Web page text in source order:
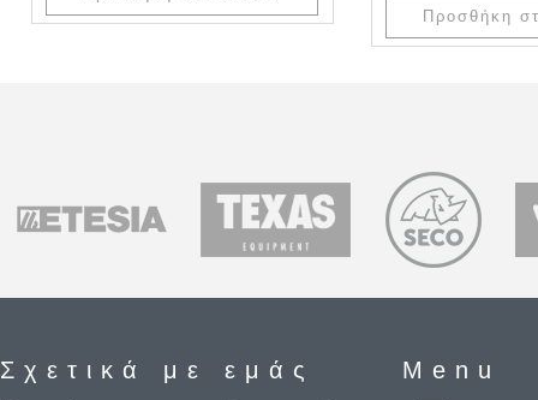
Σχετικά με εμάς Menu